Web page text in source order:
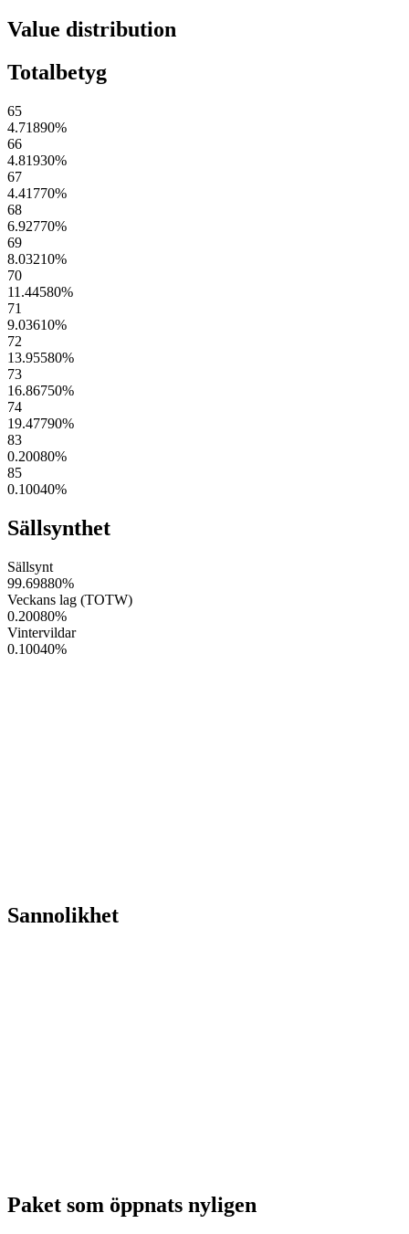
Value distribution
Totalbetyg
65
4.71890%
66
4.81930%
67
4.41770%
68
6.92770%
69
8.03210%
70
11.44580%
71
9.03610%
72
13.95580%
73
16.86750%
74
19.47790%
83
0.20080%
85
0.10040%
Sällsynthet
Sällsynt
99.69880%
Veckans lag (TOTW)
0.20080%
Vintervildar
0.10040%
Sannolikhet
Paket som öppnats nyligen